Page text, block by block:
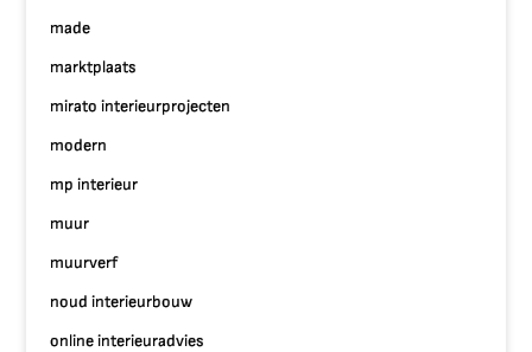
made
marktplaats
mirato interieurprojecten
modern
mp interieur
muur
muurverf
noud interieurbouw
online interieuradvies